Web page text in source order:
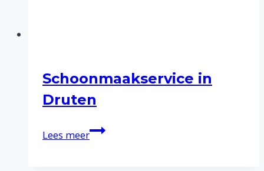
Schoonmaakservice in
Druten
Lees meerSchoonmaakservice